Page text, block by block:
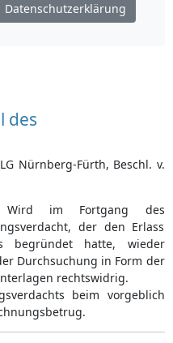
Datenschutzerklärung
des
LG Nürnberg-Fürth, Beschl. v.
im Fortgang des
der den Erlass
begründet hatte, wieder
Durchsuchung in Form der
rechtswidrig.
beim vorgeblich